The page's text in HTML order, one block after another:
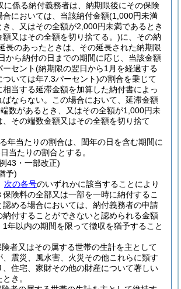
に係る納付義務者は、納期限後にその保険
合においては、当該納付金額(1,000円未満
、又はその全額が2,000円未満であるとき
額又はその全額を切り捨てる。)に、その納
長のあったときは、その延長された納期限
から納付の日までの期間に応じ、当該金額
セント(納期限の翌日から1月を経過する
ついては年7.3パーセント)の割合を乗じて
当する延滞金額を加算した納付書によっ
ならない。
この場合において、延滞金額
数があるとき、又はその全額が1,000円未
、その端数金額又はその全額を切り捨て
年当たりの割合は、閏年の日を含む期間に
当たりの割合とする。
43・一部改正)
予)
次の各号のいずれかに該当することにより
保険料の全部又は一部を一時に納付するこ
認める場合においては、納付義務者の申請
納付することができないと認められる金額
1年以内の期間を限って徴収を猶予すること
者又はその属する世帯の生計を主として
、震災、風水害、火災その他これらに類す
、住宅、家財その他の財産について著しい
き。